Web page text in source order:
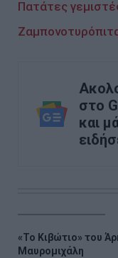
Πατάτες
στο
και
«Το Κιβώτιο» του
Μαυρομιχάλη